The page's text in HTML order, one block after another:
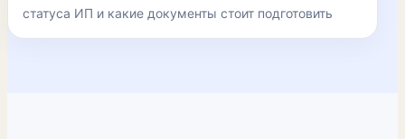
статуса ИП и какие документы стоит подготовить